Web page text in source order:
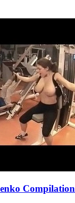
Compilation